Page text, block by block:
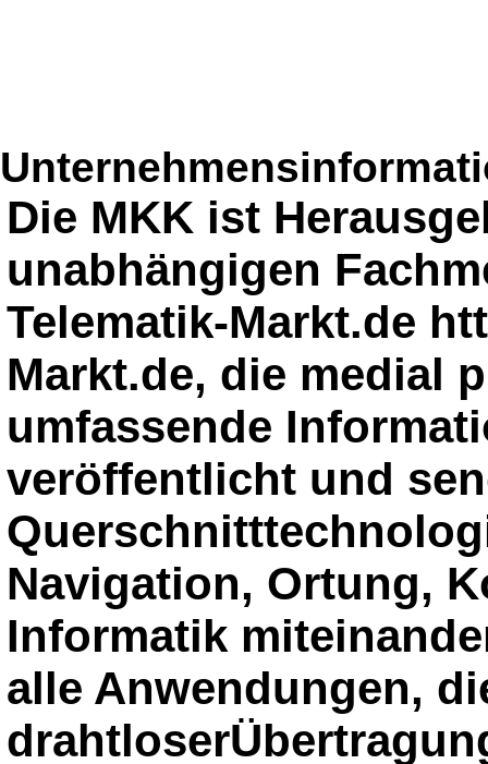
Die MKK ist
unabhängigen
Telematik-Markt.de
Markt.de, die medial
umfassende
veröffentlicht und
Navigation, Ortung,
Informatik
alle Anwendungen,